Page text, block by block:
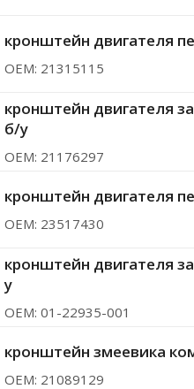
кронштейн двигателя
ОЕМ: 21315115
кронштейн двигателя
б/у
ОЕМ: 21176297
кронштейн двигателя
ОЕМ: 23517430
кронштейн двигателя
у
ОЕМ: 01-22935-001
кронштейн змеевика
ОЕМ: 21089129